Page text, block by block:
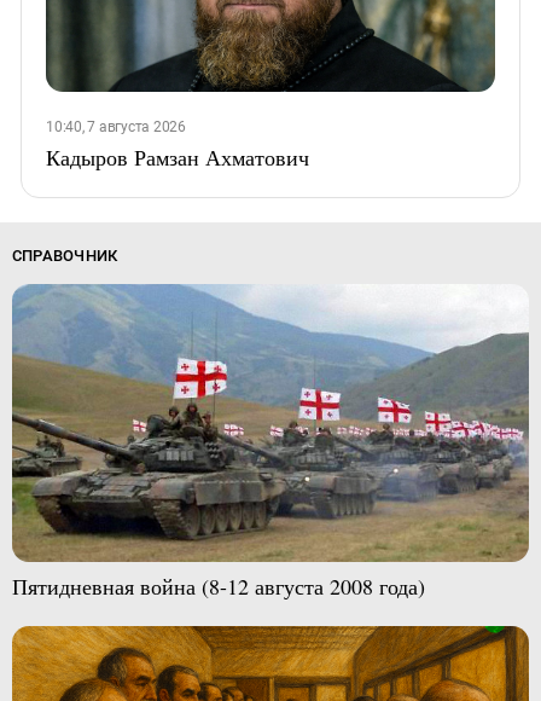
10:40, 7 августа 2026
Кадыров Рамзан Ахматович
СПРАВОЧНИК
Пятидневная война (8-12 августа 2008 года)